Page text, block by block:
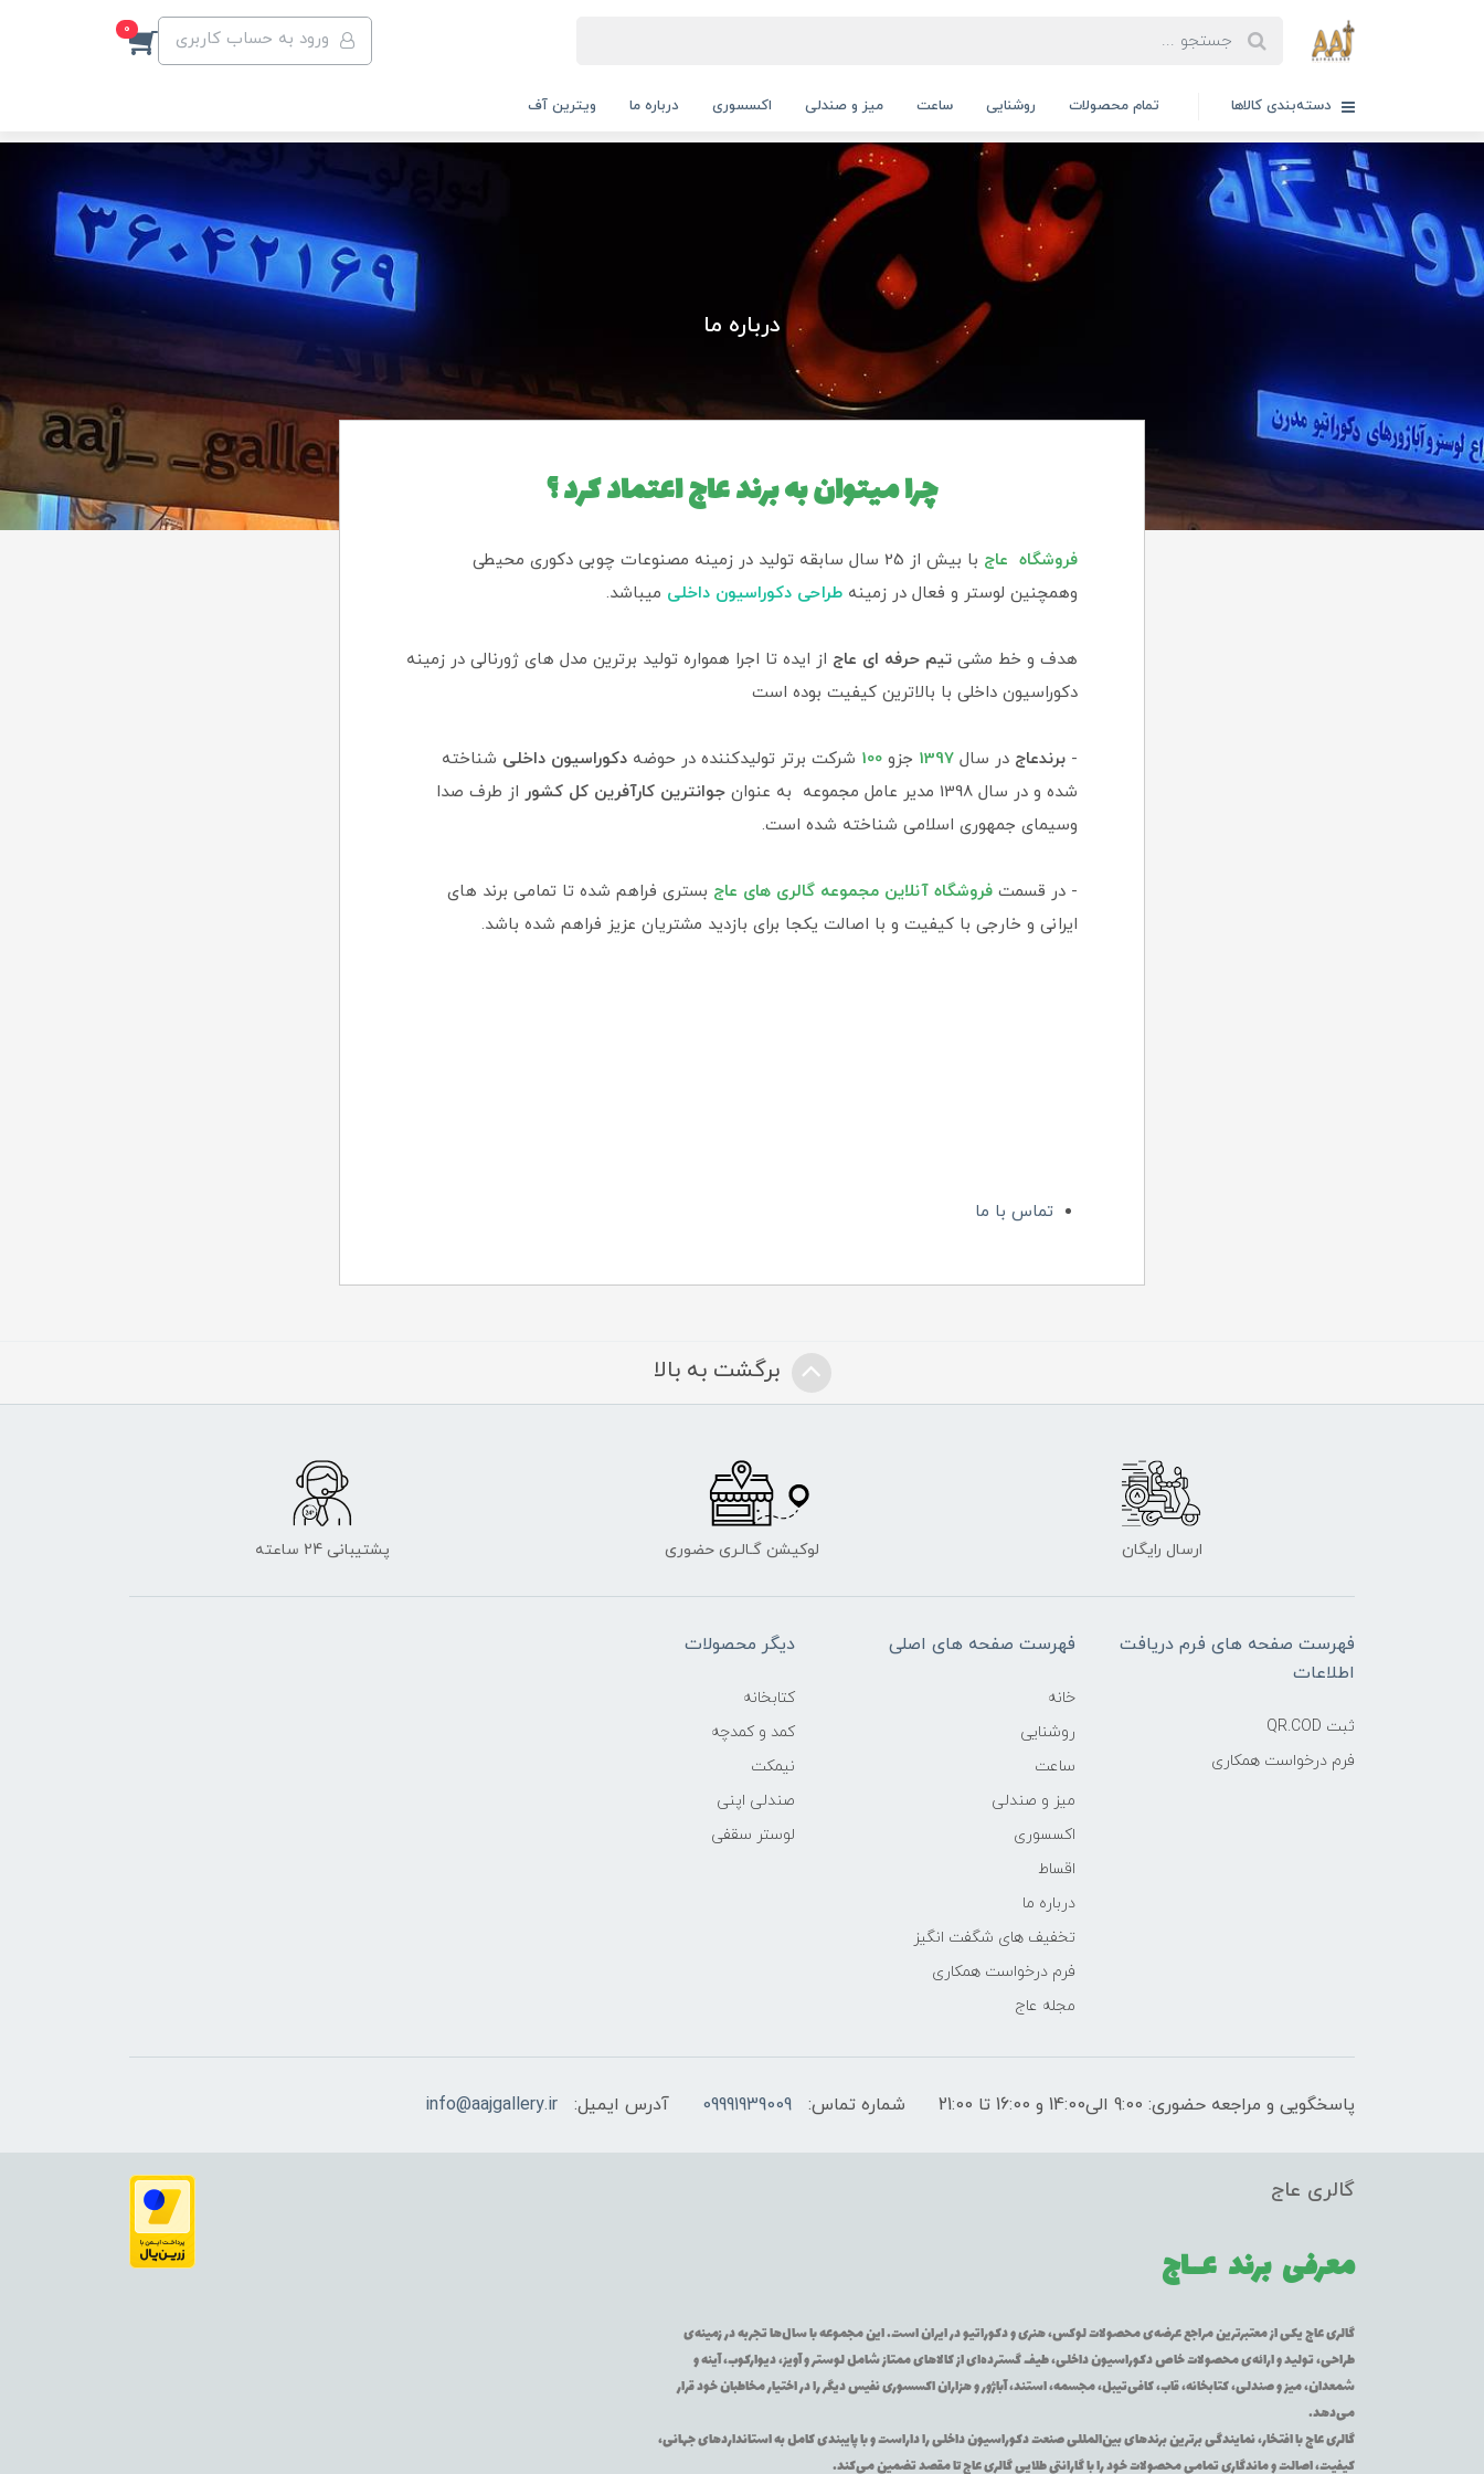
ورود به حساب کاربری 0
دسته‌بندی کالاها تمام محصولات روشنایی ساعت میز و صندلی اکسسوری درباره ما ویترین آف
درباره ما
چرا میتوان به برند عاج اعتماد کرد ؟
فروشگاه عاج
با بیش از 25 سال سابقه تولید در زمینه مصنوعات چوبی دکوری محیطی
وهمچنین لوستر و فعال در زمینه طراحی دکوراسیون داخلی میباشد.
هدف و خط مشی تیم حرفه ای عاج از ایده تا اجرا همواره تولید برترین مدل های ژورنالی در زمینه
دکوراسیون داخلی با بالاترین کیفیت بوده است
- برندعاج در سال 1397 جزو 100 شرکت برتر تولیدکننده در حوضه دکوراسیون داخلی شناخته
شده و در سال 1398 مدیر عامل مجموعه به عنوان
جوانترین کارآفرین کل کشور از طرف صدا
وسیمای جمهوری اسلامی شناخته شده است.
- در قسمت فروشگاه آنلاین مجموعه گالری های عاج بستری فراهم شده تا تمامی برند های
ایرانی و خارجی با کیفیت و با اصالت یکجا برای بازدید مشتریان عزیز فراهم شده باشد.
تماس با ما
برگشت به بالا
ارسال رایگان لوکیشن گـالـری حضوری پشتیبانی 24 ساعته
فهرست صفحه های فرم دریافت
اطلاعات
ثبت QR.COD
فرم درخواست همکاری
فهرست صفحه های اصلی
خانه
روشنایی
ساعت
میز و صندلی
اکسسوری
اقساط
درباره ما
تخفیف های شگفت انگیز
فرم درخواست همکاری
مجله عاج
دیگر محصولات
کتابخانه
کمد و کمدچه
نیمکت
صندلی اپنی
لوستر سقفی
پاسخگویی و مراجعه حضوری: 9:00 الی14:00 و 16:00 تا 21:00 شماره تماس: 09991939009 آدرس ایمیل: info@aajgallery.ir
گالری عاج
معرفی برند عــاج
گالری عاج یکی از معتبرترین مراجع عرضه‌ی محصولات لوکس، هنری و دکوراتیو در ایران است. این مجموعه با سال‌ها تجربه در زمینه‌ی
طراحی، تولید و ارائه‌ی محصولات خاص دکوراسیون داخلی، طیف گسترده‌ای از کالاهای ممتاز شامل لوستر و آویز، دیوارکوب، آینه و
شمعدان، میز و صندلی، کتابخانه، قاب، کافی‌تیبل، مجسمه، استند، آباژور و هزاران اکسسوری نفیس دیگر را در اختیار مخاطبان خود قرار
می‌دهد.
گالری عاج با افتخار، نمایندگی برترین برندهای بین‌المللی صنعت دکوراسیون داخلی را داراست و با پایبندی کامل به استانداردهای جهانی،
کیفیت، اصالت و ماندگاری تمامی محصولات خود را با گارانتی طلایی گالری عاج تا مقصد تضمین می‌کند.